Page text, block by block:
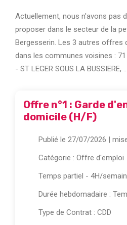
Actuellement, nous n'avons pas
proposer dans le secteur de la
Bergesserin. Les 3 autres offres
dans les communes voisines :
- ST LEGER SOUS LA BUSSIERE,
Offre n°1 : Garde
domicile (H/F)
Publié le 27/07/2026 |
Catégorie : Offre d'emploi
Temps partiel - 4H/
Durée hebdomadaire :
Type de Contrat : CDD